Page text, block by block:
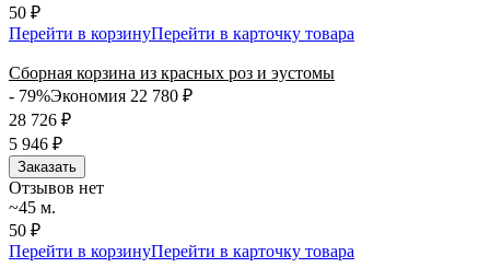
50 ₽
Перейти в корзинуПерейти в карточку товара
Сборная корзина из красных роз и эустомы
- 79%Экономия 22 780 ₽
28 726 ₽
5 946 ₽
Заказать
Отзывов нет
~45 м.
50 ₽
Перейти в корзинуПерейти в карточку товара